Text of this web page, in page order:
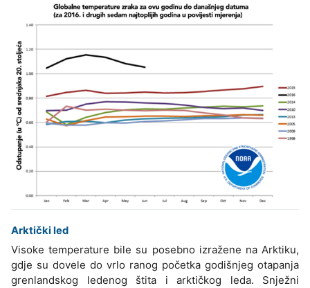
Arktički led
Visoke temperature bile su posebno izražene na Arktiku,
gdje su dovele do vrlo ranog početka godišnjeg otapanja
grenlandskog ledenog štita i arktičkog leda. Snježni